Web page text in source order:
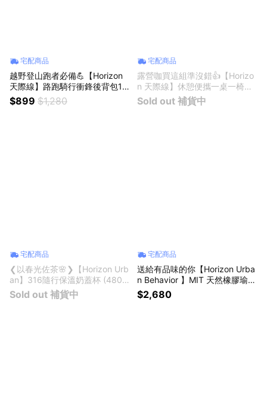
宅配商品
越野登山跑者必備💪【Horizon
天際線】路跑騎行衝鋒後背包12
L《附贈防雨罩》｜防皺耐磨防
潑水 | 登山包越野包騎行包旅行
$899 $1,280
宅配商品
露營咖買這組準沒錯👍【Horizo
n 天際線】休憩便攜一桌一椅組
｜班夫高背月亮椅+野營鋁合金
蛋捲桌｜品牌獨有高靠背設計，
Sold out 補貨中
宅配商品
❮以春光佐茶🌸❯【Horizon Urb
an】316隨行保溫奶蓋杯 (480m
l) │送禮推薦！保冰保溫6小時│
不銹鋼保溫杯、隨行環保杯│生
Sold out 補貨中
宅配商品
送給有品味的你【Horizon Urba
n Behavior 】MIT 天然橡膠瑜珈
墊(附質感瑜珈背帶) 4mm ｜FS
C認證自然正確，符合ESG環保
$2,680